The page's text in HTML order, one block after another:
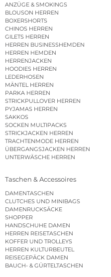
ANZÜGE & SMOKINGS
BLOUSON HERREN
BOXERSHORTS
CHINOS HERREN
GILETS HERREN
HERREN BUSINESSHEMDEN
HERREN HEMDEN
HERRENJACKEN
HOODIES HERREN
LEDERHOSEN
MÄNTEL HERREN
PARKA HERREN
STRICKPULLOVER HERREN
PYJAMAS HERREN
SAKKOS
SOCKEN MULTIPACKS
STRICKJACKEN HERREN
TRACHTENMODE HERREN
ÜBERGANGSJACKEN HERREN
UNTERWÄSCHE HERREN
Taschen & Accessoires
DAMENTASCHEN
CLUTCHES UND MINIBAGS
DAMENRUCKSÄCKE
SHOPPER
HANDSCHUHE DAMEN
HERREN REISETASCHEN
KOFFER UND TROLLEYS
HERREN KULTURBEUTEL
REISEGEPÄCK DAMEN
BAUCH- & GÜRTELTASCHEN